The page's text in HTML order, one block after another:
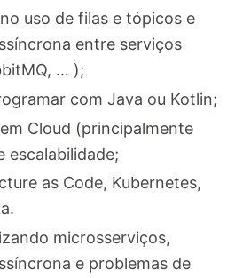
uso de filas e tópicos e
entre serviços
… );
com Java ou Kotlin;
Cloud (principalmente
escalabilidade;
as Code, Kubernetes,
microsserviços,
e problemas de